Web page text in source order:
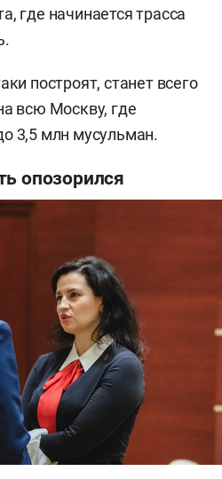
где начинается трасса
построят, станет всего
всю Москву, где
3,5 млн мусульман.
опозорился